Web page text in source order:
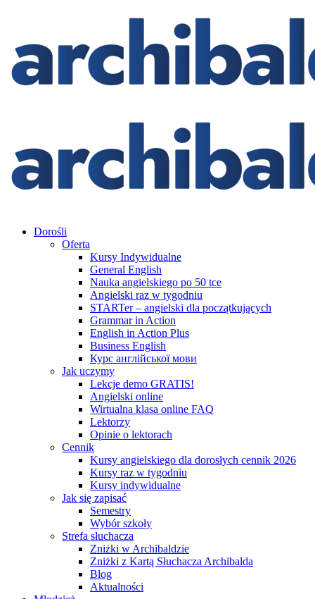
Dorośli
Oferta
Kursy Indywidualne
General English
Nauka angielskiego po 50 tce
Angielski raz w tygodniu
STARTer – angielski dla początkujących
Grammar in Action
English in Action Plus
Business English
Курс англійської мови
Jak uczymy
Lekcje demo GRATIS!
Angielski online
Wirtualna klasa online FAQ
Lektorzy
Opinie o lektorach
Cennik
Kursy angielskiego dla dorosłych cennik 2026
Kursy raz w tygodniu
Kursy indywidualne
Jak się zapisać
Semestry
Wybór szkoły
Strefa słuchacza
Zniżki w Archibaldzie
Zniżki z Kartą Słuchacza Archibalda
Blog
Aktualności